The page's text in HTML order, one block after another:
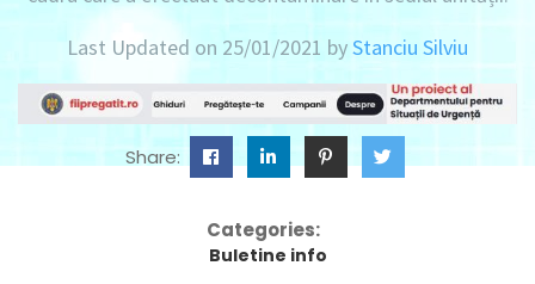
Last Updated on 25/01/2021 byStanciu Silviu
Share:
Categories:
Buletine info